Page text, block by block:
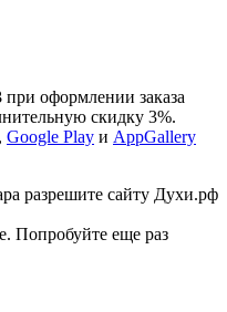
при оформлении заказа
скидку 3%.
, Google Play и AppGallery
разрешите сайту Духи.рф
Попробуйте еще раз